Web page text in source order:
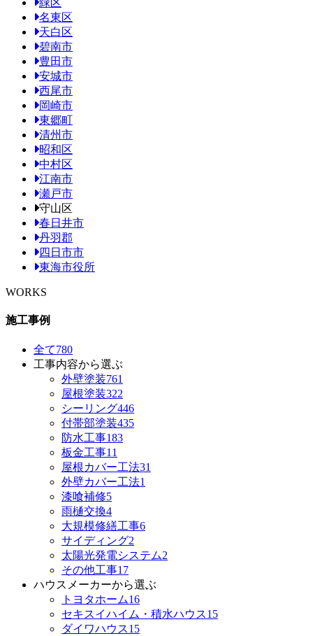
名東区
天白区
碧南市
豊田市
安城市
西尾市
岡崎市
東郷町
清州市
昭和区
中村区
江南市
瀬戸市
守山区
春日井市
丹羽郡
四日市市
東海市役所
WORKS
施工事例
全て780
工事内容から選ぶ
外壁塗装761
屋根塗装322
シーリング446
付帯部塗装435
防水工事183
板金工事11
屋根カバー工法31
外壁カバー工法1
漆喰補修5
雨樋交換4
大規模修繕工事6
サイディング2
太陽光発電システム2
その他工事17
ハウスメーカーから選ぶ
トヨタホーム16
セキスイハイム・積水ハウス15
ダイワハウス15